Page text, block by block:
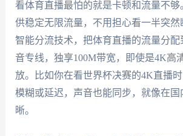
看体育直播最怕的就是卡顿和流量不够
供稳定无限流量，不用担心看一半突然
智能分流技术，把体育直播的流量分配
音专线，独享100M带宽，即使是4K高
放。比如你在看世界杯决赛的4K直播
模糊或延迟，声音也能同步，就像在国
晰。